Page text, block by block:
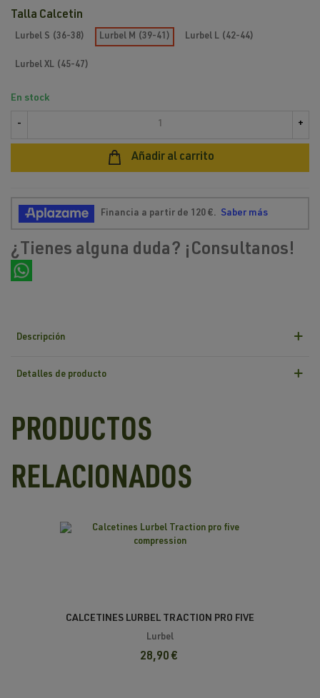
Talla Calcetin
Lurbel S (36-38) Lurbel M (39-41) Lurbel L (42-44)
Lurbel XL (45-47)
En stock
- +
Añadir al carrito
¿Tienes alguna duda? ¡Consultanos!
Descripción
Detalles de producto
PRODUCTOS
RELACIONADOS
CALCETINES LURBEL TRACTION PRO FIVE
COMPRESSION
Lurbel
28,90 €